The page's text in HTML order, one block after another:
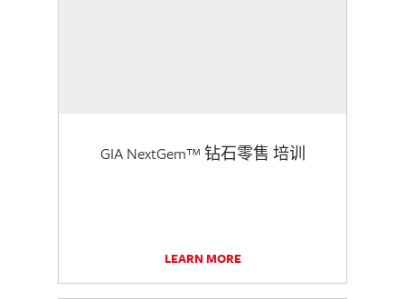
GIA NextGem™ 钻石零售 培训
LEARN MORE